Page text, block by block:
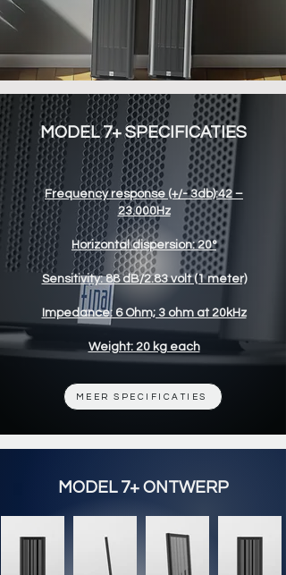
MODEL 7+ SPECIFICATIES
Frequency response (+/- 3db):42 –
23.000Hz
Horizontal dispersion: 20°
Sensitivity: 88 dB/2.83 volt (1 meter)
Impedance: 6 Ohm; 3 ohm at 20kHz
Weight: 20 kg each
MEER SPECIFICATIES
MODEL 7+ ONTWERP